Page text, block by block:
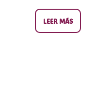
LEER MÁS